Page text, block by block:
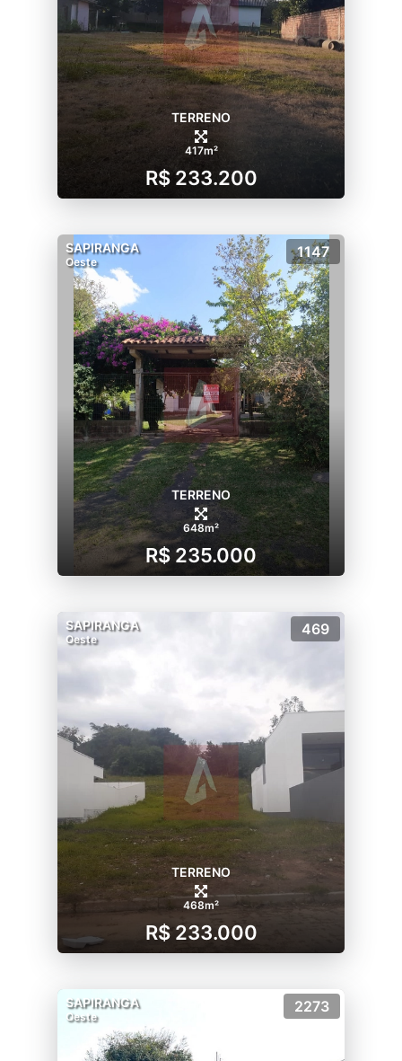
TERRENO
417m²
R$ 233.200
SAPIRANGA
Oeste
1147
TERRENO
648m²
R$ 235.000
SAPIRANGA
Oeste
469
TERRENO
468m²
R$ 233.000
SAPIRANGA
Oeste
2273